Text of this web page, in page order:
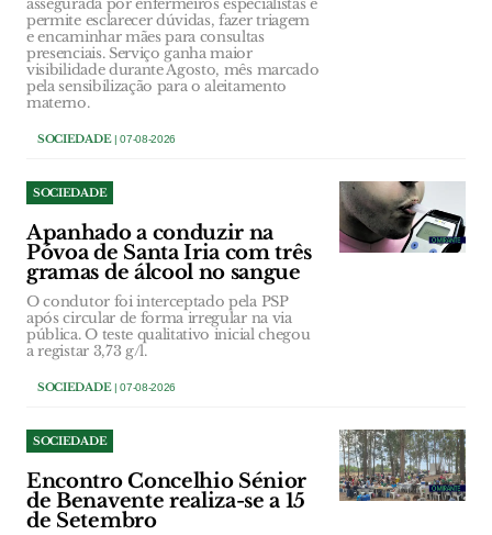
assegurada por enfermeiros especialistas e
permite esclarecer dúvidas, fazer triagem
e encaminhar mães para consultas
presenciais. Serviço ganha maior
visibilidade durante Agosto, mês marcado
pela sensibilização para o aleitamento
materno.
SOCIEDADE| 07-08-2026
SOCIEDADE
Apanhado a conduzir na
Póvoa de Santa Iria com três
gramas de álcool no sangue
O condutor foi interceptado pela PSP
após circular de forma irregular na via
pública. O teste qualitativo inicial chegou
a registar 3,73 g/l.
SOCIEDADE| 07-08-2026
SOCIEDADE
Encontro Concelhio Sénior
de Benavente realiza-se a 15
de Setembro